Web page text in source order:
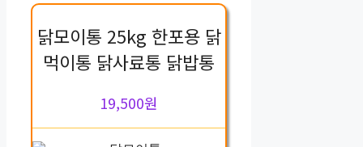
닭모이통 25kg 한포용 닭
먹이통 닭사료통 닭밥통
19,500원